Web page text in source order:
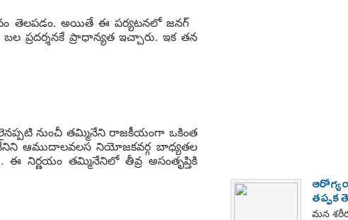
తెలపడం. అయితే ఈ పర్యటనలో జనగ్
ప్రదర్శనకే ప్రాధాన్యత ఇచ్చారు. ఇక తన
నుంచీ తమ్మినేని రాజకీయంగా ఒకింత
ఆముదాలవలస నియోజకవర్గ బాధ్యతల
ఈ నిర్ణయం తమ్మినేనిలో తీవ్ర అసంతృప్తికి